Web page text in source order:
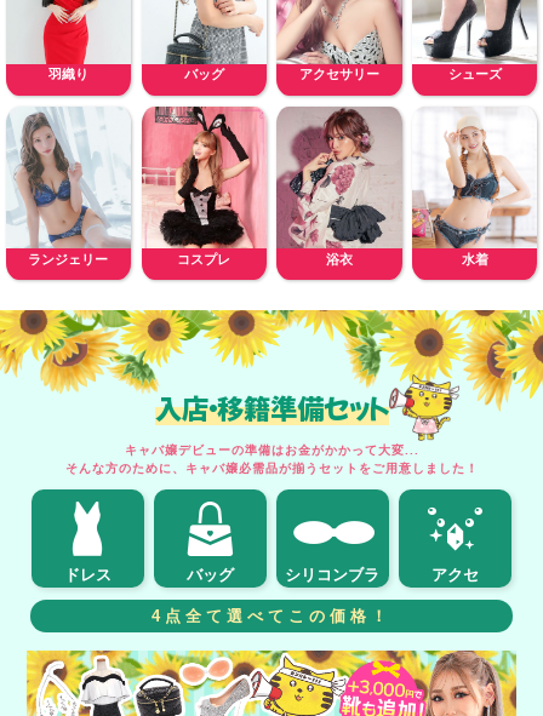
羽織り バッグ アクセサリー シューズ
ランジェリー コスプレ 浴衣 水着
入店・移籍準備セット
キャバ嬢デビューの準備はお金がかかって大変...
そんな方のために、キャバ嬢必需品が揃うセットをご用意しました！
ドレス バッグ シリコンブラ アクセ
4点全て選べてこの価格！